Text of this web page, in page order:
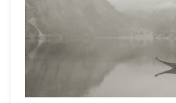
Fotografie, Kunst, Publicaties.